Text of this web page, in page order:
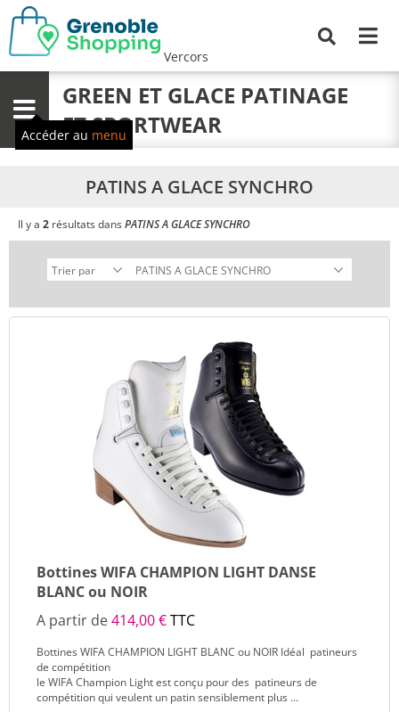
Vercors
Menu
GREEN ET GLACE PATINAGE
ET SPORTWEAR
Accéder au menu
PATINS A GLACE SYNCHRO
Il y a 2 résultats dansPATINS A GLACE SYNCHRO
Bottines WIFA CHAMPION LIGHT DANSE
BLANC ou NOIR
A partir de414,00 €TTC
Bottines WIFA CHAMPION LIGHT BLANC ou NOIR Idéal patineurs
de compétition
le WIFA Champion Light est conçu pour des patineurs de
compétition qui veulent un patin sensiblement plus ...